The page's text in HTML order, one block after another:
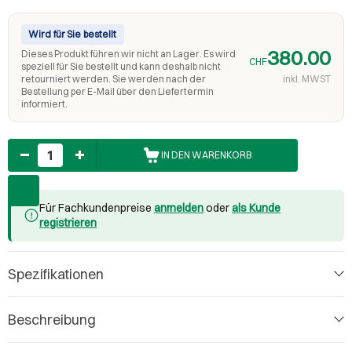
Wird für Sie bestellt
Dieses Produkt führen wir nicht an Lager. Es wird
speziell für Sie bestellt und kann deshalb nicht
retourniert werden. Sie werden nach der
Bestellung per E-Mail über den Liefertermin
informiert.
CHF380.00
inkl. MWST
Anzahl
IN DEN WARENKORB
Für Fachkundenpreise anmeldenoderals Kunde
registrieren
Spezifikationen
Beschreibung